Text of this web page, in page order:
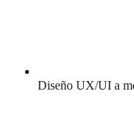
Diseño UX/UI a